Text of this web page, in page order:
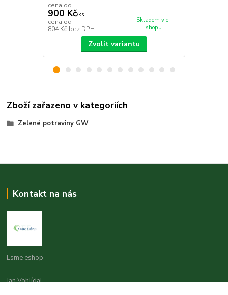
cena od
900 Kč/ks
cena od
804 Kč bez DPH
Skladem v e-
shopu
Zvolit variantu
Zboží zařazeno v kategoriích
Zelené potraviny GW
Kontakt na nás
Esme eshop
Jan Vohlídal